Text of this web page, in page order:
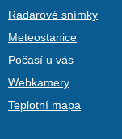
Radarové snímky
Meteostanice
Počasí u vás
Webkamery
Teplotní mapa